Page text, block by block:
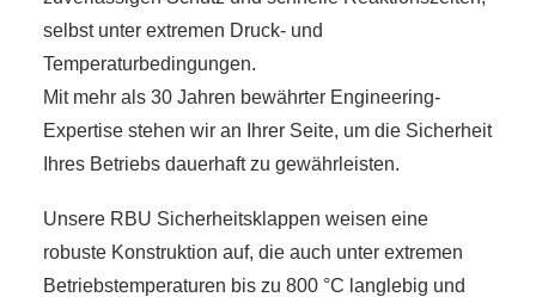
selbst unter extremen Druck- und
Temperaturbedingungen.
Mit mehr als 30 Jahren bewährter Engineering-
Expertise stehen wir an Ihrer Seite, um die Sicherheit
Ihres Betriebs dauerhaft zu gewährleisten.
Unsere RBU Sicherheitsklappen weisen eine
robuste Konstruktion auf, die auch unter extremen
Betriebstemperaturen bis zu 800 °C langlebig und